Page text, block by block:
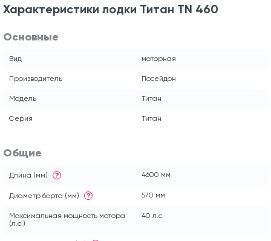
Характеристики лодки Титан TN 460
Основные
Вид моторная
Производитель Посейдон
Модель Титан
Серия Титан
Общие
Длина (мм) ? 4600 мм
Диаметр борта (мм) ? 570 мм
Максимальная мощность мотора
(л.с.)
40 л.с.